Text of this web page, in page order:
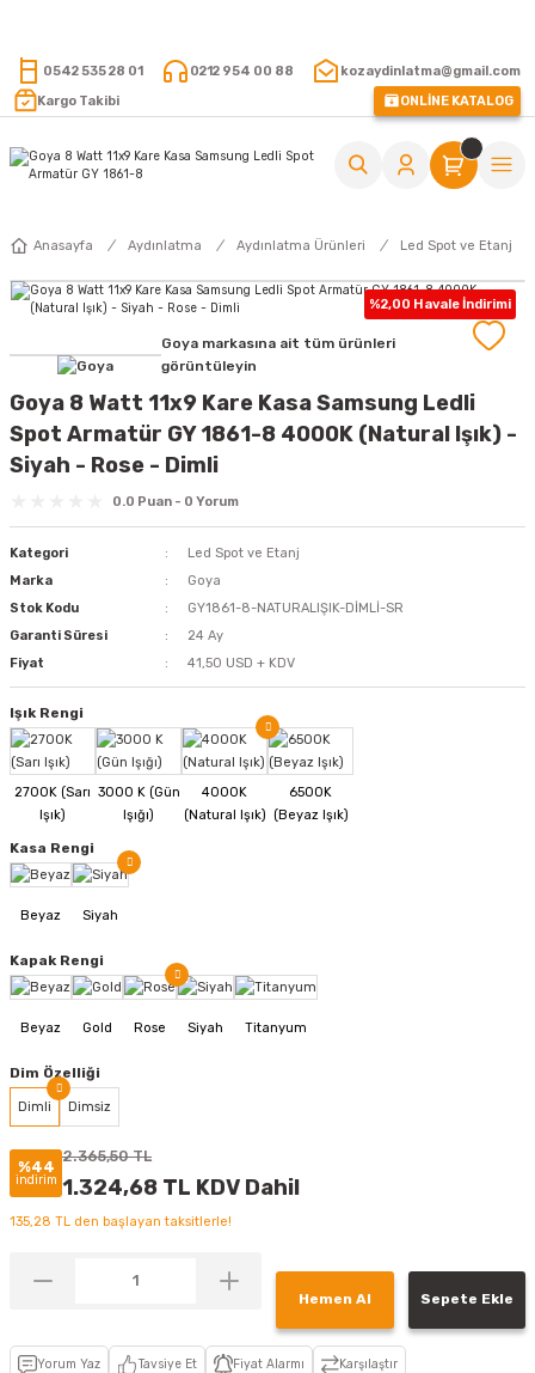
0542 535 28 01 0212 954 00 88
kozaydinlatma@gmail.com
Kargo Takibi
ONLİNE KATALOG
Anasayfa Aydınlatma Aydınlatma Ürünleri Led Spot ve Etanj
%2,00 Havale İndirimi
Goya markasına ait tüm ürünleri
görüntüleyin
Goya 8 Watt 11x9 Kare Kasa Samsung Ledli
Spot Armatür GY 1861-8 4000K (Natural Işık) -
Siyah - Rose - Dimli
0.0 Puan - 0 Yorum
Kategori
Led Spot ve Etanj
Marka
Goya
Stok Kodu
GY1861-8-NATURALIŞIK-DİMLİ-SR
Garanti Süresi
24 Ay
Fiyat
41,50 USD + KDV
Işık Rengi
Kasa Rengi
Kapak Rengi
Dim Özelliği
Dimli Dimsiz
%44
indirim
2.365,50 TL
1.324,68 TL KDV Dahil
135,28 TL den başlayan taksitlerle!
Hemen Al Sepete Ekle
Yorum Yaz Tavsiye Et Fiyat Alarmı Karşılaştır